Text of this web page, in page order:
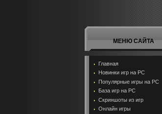
МЕНЮ САЙТА
Главная
Новинки игр на PC
Популярные игры на PC
База игр на РС
Скриншоты из игр
Онлайн игры